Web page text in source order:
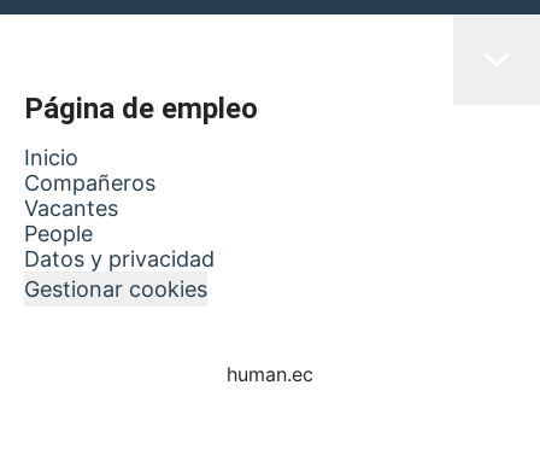
Página de empleo
Inicio
Compañeros
Vacantes
People
Datos y privacidad
Gestionar cookies
human.ec